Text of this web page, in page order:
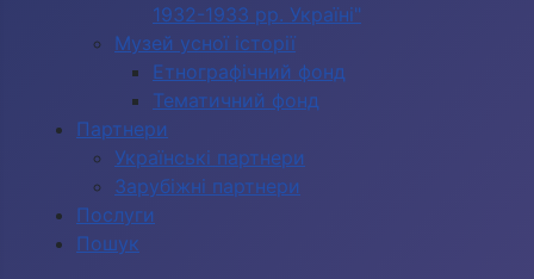
1932-1933 рр. Україні"
Музей усної історії
Етнографічний фонд
Тематичний фонд
Партнери
Українські партнери
Зарубіжні партнери
Послуги
Пошук